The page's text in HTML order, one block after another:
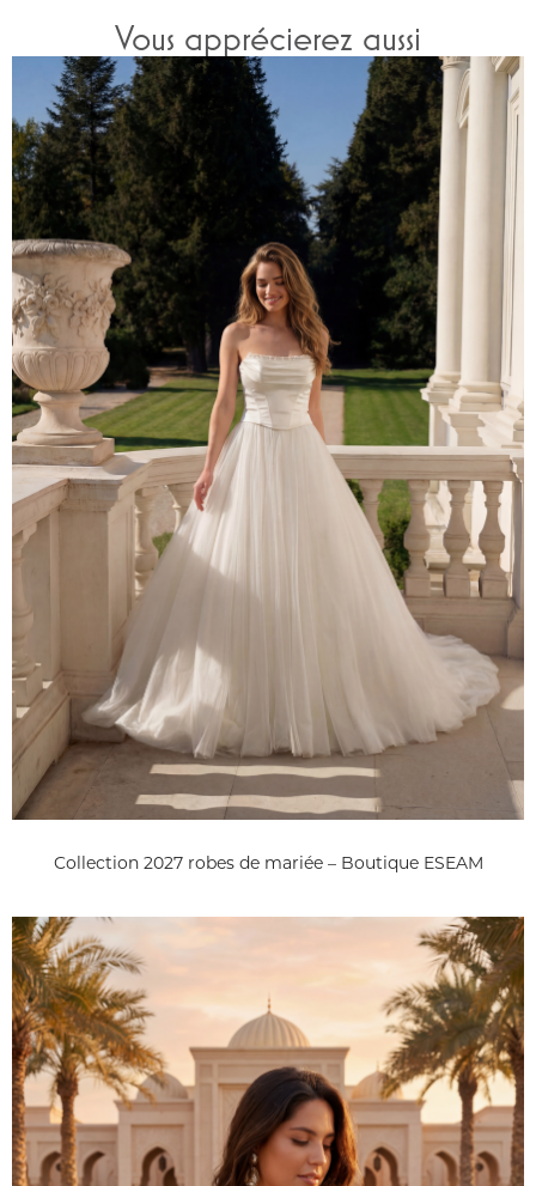
Vous apprécierez aussi
Collection 2027 robes de mariée – Boutique ESEAM